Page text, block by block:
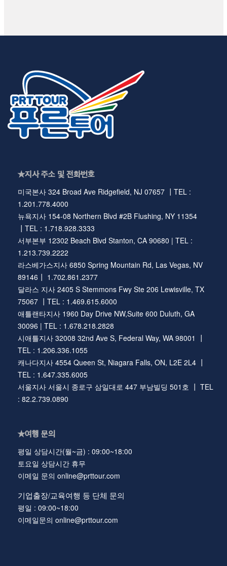
★지사 주소 및 전화번호
미국본사 324 Broad Ave Ridgefield, NJ 07657 ┃TEL :
1.201.778.4000
뉴욕지사 154-08 Northern Blvd #2B Flushing, NY 11354
┃TEL : 1.718.928.3333
서부본부 12302 Beach Blvd Stanton, CA 90680 | TEL :
1.213.739.2222
라스베가스지사 6850 Spring Mountain Rd, Las Vegas, NV
89146┃ 1.702.861.2377
달라스 지사 2405 S Stemmons Fwy Ste 206 Lewisville, TX
75067 ┃TEL : 1.469.615.6000
애틀랜타지사 1960 Day Drive NW,Suite 600 Duluth, GA
30096 | TEL : 1.678.218.2828
시애틀지사 32008 32nd Ave S, Federal Way, WA 98001 ┃
TEL : 1.206.336.1055
캐나다지사 4554 Queen St, Niagara Falls, ON, L2E 2L4 ┃
TEL : 1.647.335.6005
서울지사 서울시 종로구 삼일대로 447 부남빌딩 501호 ┃ TEL
: 82.2.739.0890
★여행 문의
평일 상담시간(월~금) : 09:00~18:00
토요일 상담시간 휴무
이메일 문의 online@prttour.com
기업출장/교육여행 등 단체 문의
평일 : 09:00~18:00
이메일문의 online@prttour.com